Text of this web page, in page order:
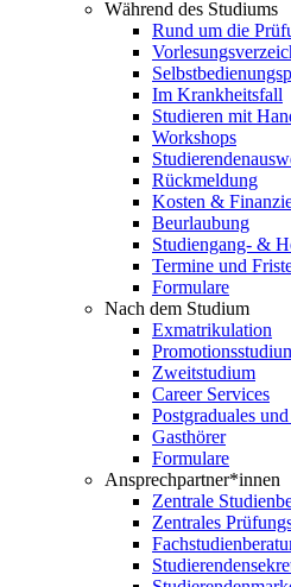
Während des Studiums
Rund um die
Im Krankheitsfall
Studieren mit
Workshops
Rückmeldung
Kosten &
Beurlaubung
Studiengang- &
Termine und
Formulare
Nach dem Studium
Exmatrikulation
Zweitstudium
Career Services
Postgraduales
Gasthörer
Formulare
Ansprechpartner*innen
Zentrale
Zentrales